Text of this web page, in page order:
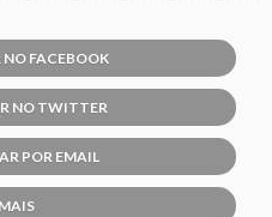
FACEBOOK
NO TWITTER
POR EMAIL
MAIS